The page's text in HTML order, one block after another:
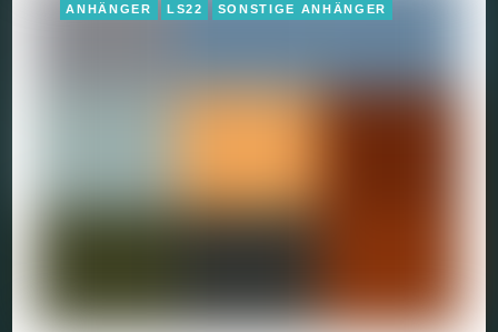
ANHÄNGER LS22 SONSTIGE ANHÄNGER